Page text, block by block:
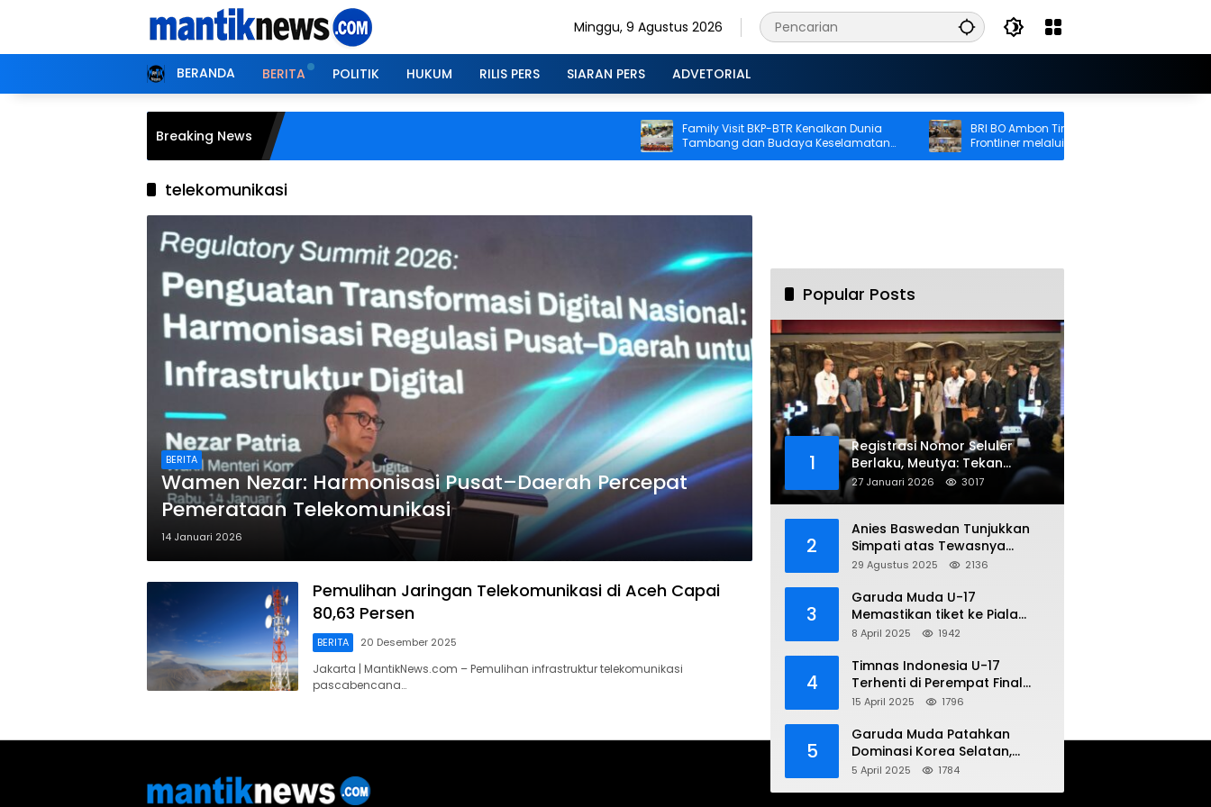
Minggu, 9 Agustus 2026
BERANDA BERITA POLITIK HUKUM RILIS PERS SIARAN PERS ADVETORIAL
Breaking News
Family Visit BKP-BTR Kenalkan Dunia
Tambang dan Budaya Keselamatan
kepada Keluarga Karyawan
BRI BO Ambon Tingkatkan Kompetensi
Frontliner melalui Pendidikan Performing
CS dan Teller
telekomunikasi
BERITA
Wamen Nezar: Harmonisasi Pusat–Daerah Percepat
Pemerataan Telekomunikasi
14 Januari 2026
Pemulihan Jaringan Telekomunikasi di Aceh Capai
80,63 Persen
BERITA 20 Desember 2025
Jakarta | MantikNews.com – Pemulihan infrastruktur telekomunikasi
pascabencana…
Popular Posts
1
Registrasi Nomor Seluler
Berlaku, Meutya: Tekan
Penipuan Online
27 Januari 2026 3017
2
Anies Baswedan Tunjukkan
Simpati atas Tewasnya
Pengemudi Ojol dalam Aksi
29 Agustus 2025 2136
3
Garuda Muda U-17
Memastikan tiket ke Piala
Dunia Setelah Mencetak
Yaman 4-1 di Piala Asia 2025
8 April 2025 1942
4
Timnas Indonesia U-17
Terhenti di Perempat Final
Piala Asia 2025: Terkecoh
15 April 2025 1796
5
Garuda Muda Patahkan
Dominasi Korea Selatan,
Dalam Laga Pembuka Piala
5 April 2025 1784